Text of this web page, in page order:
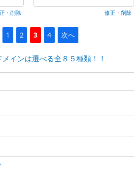
・削除 修正・削除
1 2 3 4 次へ
インは選べる全８５種類！！